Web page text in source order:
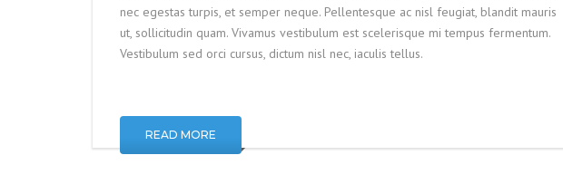
nec egestas turpis, et semper neque. Pellentesque ac nisl feugiat, blandit mauris
ut, sollicitudin quam. Vivamus vestibulum est scelerisque mi tempus fermentum.
Vestibulum sed orci cursus, dictum nisl nec, iaculis tellus.
READ MORE